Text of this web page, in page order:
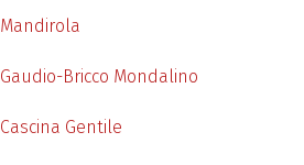
Mandirola
Gaudio-Bricco Mondalino
Cascina Gentile